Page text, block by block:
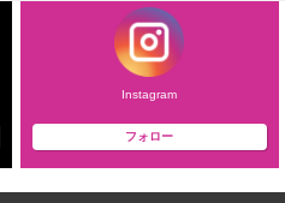
Instagram
フォロー